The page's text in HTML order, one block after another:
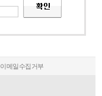
이메일수집거부